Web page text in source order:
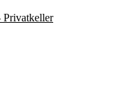
Privatkeller